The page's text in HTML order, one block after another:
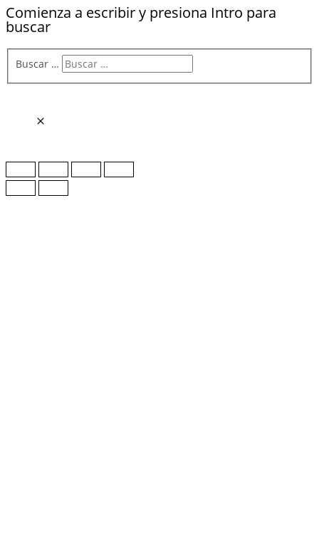
Comienza a escribir y presiona Intro para
buscar
Buscar …